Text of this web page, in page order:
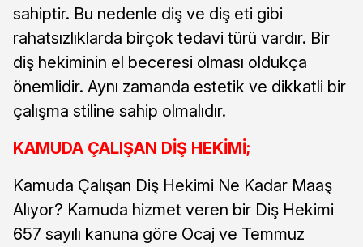
sahiptir. Bu nedenle diş ve diş eti gibi
rahatsızlıklarda birçok tedavi türü vardır. Bir
diş hekiminin el beceresi olması oldukça
önemlidir. Aynı zamanda estetik ve dikkatli bir
çalışma stiline sahip olmalıdır.
KAMUDA ÇALIŞAN DİŞ HEKİMİ;
Kamuda Çalışan Diş Hekimi Ne Kadar Maaş
Alıyor? Kamuda hizmet veren bir Diş Hekimi
657 sayılı kanuna göre Ocaj ve Temmuz